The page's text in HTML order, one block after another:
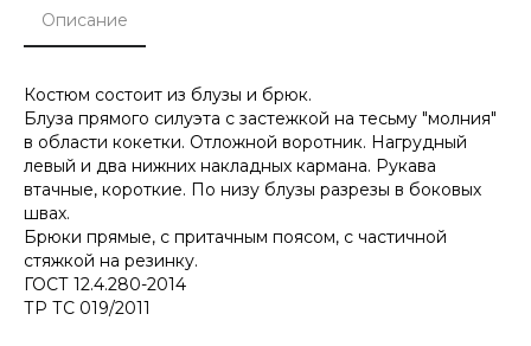
Описание
Костюм состоит из блузы и брюк.
Блуза прямого силуэта с застежкой на тесьму "молния"
в области кокетки. Отложной воротник. Нагрудный
левый и два нижних накладных кармана. Рукава
втачные, короткие. По низу блузы разрезы в боковых
швах.
Брюки прямые, с притачным поясом, с частичной
стяжкой на резинку.
ГОСТ 12.4.280-2014
ТР ТС 019/2011